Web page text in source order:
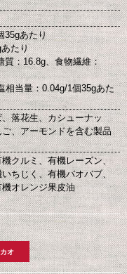
35gあたり
たり
：16.8g、食物繊維：
当量：0.04g/1個35gあた
落花生、カシューナッ
、アーモンドを含む製品
クルミ、有機レーズン、
ちじく、有機バオバブ、
オレンジ果皮油
オ